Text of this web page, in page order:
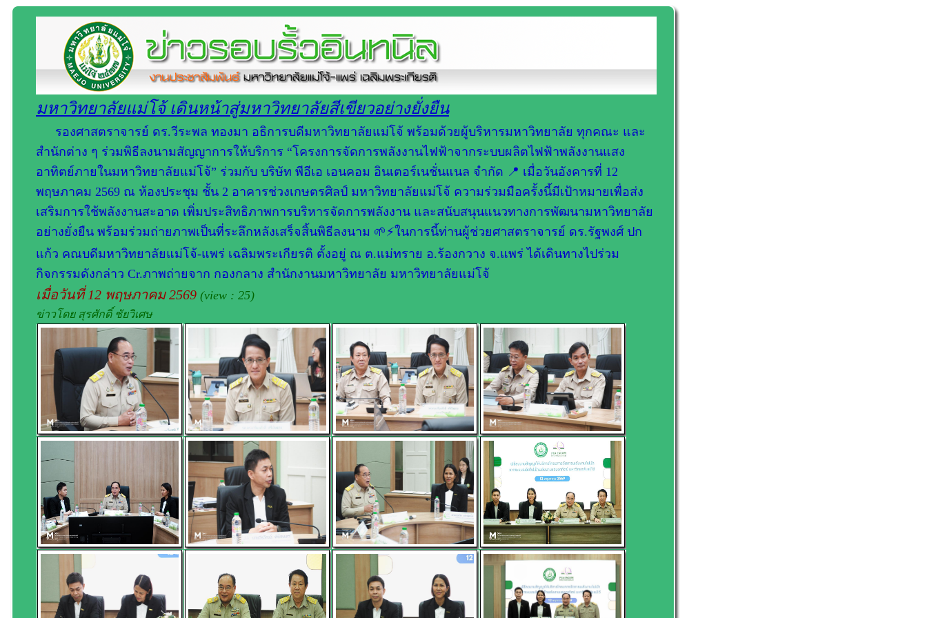
มหาวิทยาลัยแม่โจ้ เดินหน้าสู่มหาวิทยาลัยสีเขียวอย่างยั่งยืน
รองศาสตราจารย์ ดร.วีระพล ทองมา อธิการบดีมหาวิทยาลัยแม่โจ้ พร้อมด้วยผู้บริหารมหาวิทยาลัย ทุกคณะ และ
สำนักต่าง ๆ ร่วมพิธีลงนามสัญญาการให้บริการ “โครงการจัดการพลังงานไฟฟ้าจากระบบผลิตไฟฟ้าพลังงานแสง
อาทิตย์ภายในมหาวิทยาลัยแม่โจ้” ร่วมกับ บริษัท พีอีเอ เอนคอม อินเตอร์เนชั่นแนล จำกัด 📍 เมื่อวันอังคารที่ 12
พฤษภาคม 2569 ณ ห้องประชุม ชั้น 2 อาคารช่วงเกษตรศิลป์ มหาวิทยาลัยแม่โจ้ ความร่วมมือครั้งนี้มีเป้าหมายเพื่อส่ง
เสริมการใช้พลังงานสะอาด เพิ่มประสิทธิภาพการบริหารจัดการพลังงาน และสนับสนุนแนวทางการพัฒนามหาวิทยาลัย
อย่างยั่งยืน พร้อมร่วมถ่ายภาพเป็นที่ระลึกหลังเสร็จสิ้นพิธีลงนาม 🌱⚡ในการนี้ท่านผู้ช่วยศาสตราจารย์ ดร.รัฐพงศ์ ปก
แก้ว คณบดีมหาวิทยาลัยแม่โจ้-แพร่ เฉลิมพระเกียรติ ตั้งอยู่ ณ ต.แม่ทราย อ.ร้องกวาง จ.แพร่ ได้เดินทางไปร่วม
กิจกรรมดังกล่าว Cr.ภาพถ่ายจาก กองกลาง สำนักงานมหาวิทยาลัย มหาวิทยาลัยแม่โจ้
เมื่อวันที่ 12 พฤษภาคม 2569 (view : 25)
ข่าวโดย สุรศักดิ์ ชัยวิเศษ